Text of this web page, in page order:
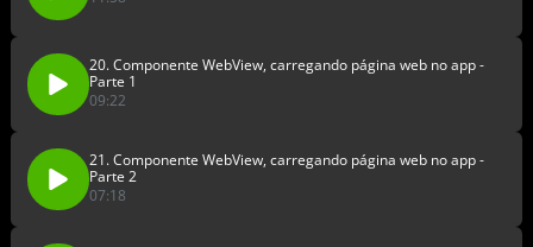
20. Componente WebView, carregando página web no app -
Parte 1
09:22
21. Componente WebView, carregando página web no app -
Parte 2
07:18